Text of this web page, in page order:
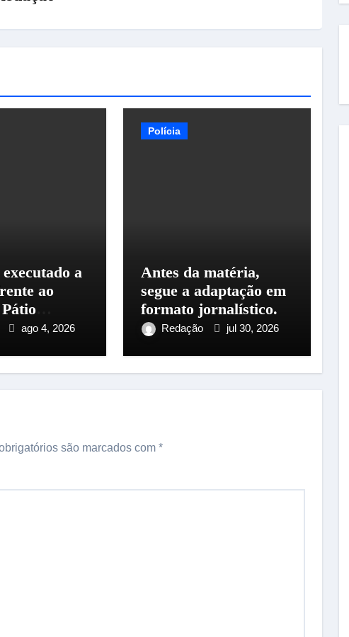
a
ao
zona
ago 4, 2026
Polícia
Antes da matéria,
segue a adaptação em
formato jornalístico.
Redação jul 30, 2026
são marcados com *